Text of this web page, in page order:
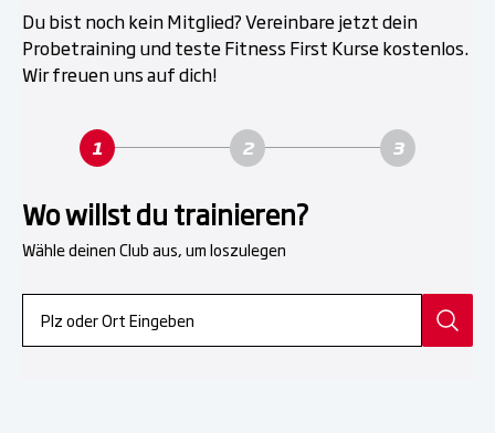
Du bist noch kein Mitglied? Vereinbare jetzt dein
Probetraining und teste Fitness First Kurse kostenlos.
Wir freuen uns auf dich!
Wo willst du trainieren?
Wähle deinen Club aus, um loszulegen